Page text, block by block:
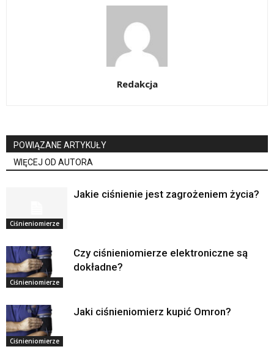
Redakcja
POWIĄZANE ARTYKUŁY
WIĘCEJ OD AUTORA
Ciśnieniomierze
Jakie ciśnienie jest zagrożeniem życia?
Ciśnieniomierze
Czy ciśnieniomierze elektroniczne są
dokładne?
Ciśnieniomierze
Jaki ciśnieniomierz kupić Omron?